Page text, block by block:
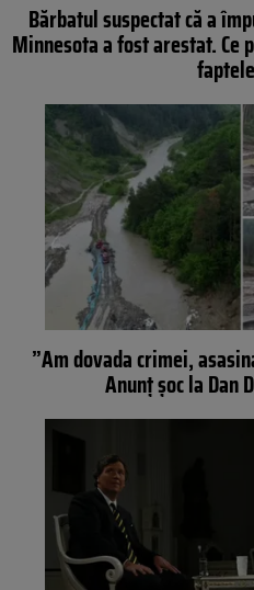
Bărbatul suspectat că a
Minnesota a fost arestat. Ce
”Am dovada crimei,
Anunț șoc la Dan